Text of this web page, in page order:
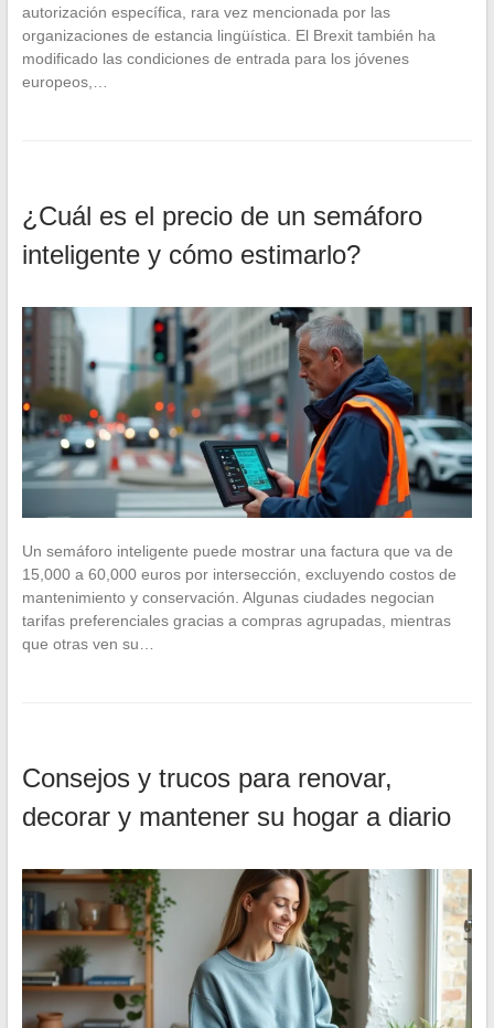
autorización específica, rara vez mencionada por las
organizaciones de estancia lingüística. El Brexit también ha
modificado las condiciones de entrada para los jóvenes
europeos,…
¿Cuál es el precio de un semáforo
inteligente y cómo estimarlo?
Un semáforo inteligente puede mostrar una factura que va de
15,000 a 60,000 euros por intersección, excluyendo costos de
mantenimiento y conservación. Algunas ciudades negocian
tarifas preferenciales gracias a compras agrupadas, mientras
que otras ven su…
Consejos y trucos para renovar,
decorar y mantener su hogar a diario